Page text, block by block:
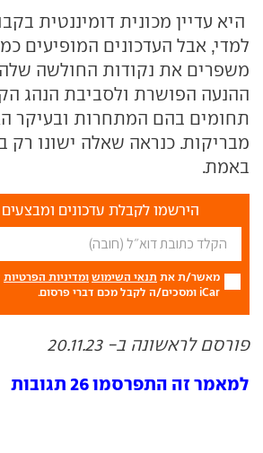
היא עדיין מכונית דומיננטית
למדי, אבל העדכונים המופיעים
משפרים את נקודות החולשה
ההנעה הפושרת ולסביבת הנהג
תחומים בהם המתחרות ובעיקר
מבריקות. כנראה שאלה ישונו רק
באמת.
הירשמו לקבלת עדכונים
מאשר/ת את תנאי השימוש ומדיניות הפרטיות
iCar ומסכים/ה לקבל מכם דברי פרסום.
פורסם לראשונה ב- 20.11.23
למאמר זה התפרסמו 26 תגובות